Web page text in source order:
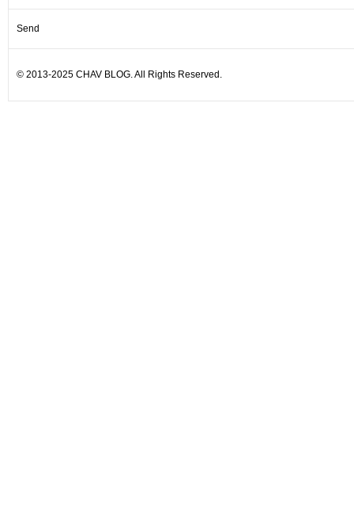
© 2013-2025 CHAV BLOG. All Rights Reserved.